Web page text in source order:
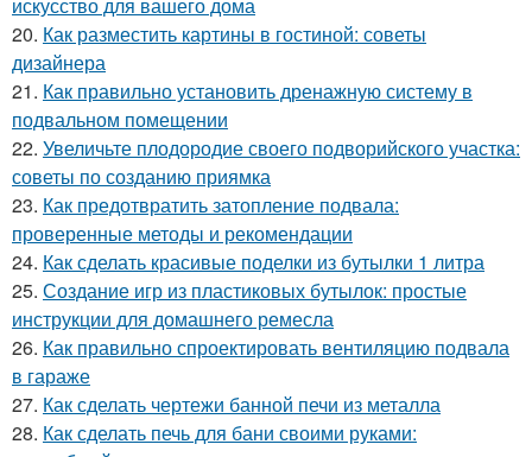
20. Как разместить картины в гостиной: советы
дизайнера
21. Как правильно установить дренажную систему в
подвальном помещении
22. Увеличьте плодородие своего подворийского участка:
советы по созданию приямка
23. Как предотвратить затопление подвала:
проверенные методы и рекомендации
24. Как сделать красивые поделки из бутылки 1 литра
25. Создание игр из пластиковых бутылок: простые
инструкции для домашнего ремесла
26. Как правильно спроектировать вентиляцию подвала
в гараже
27. Как сделать чертежи банной печи из металла
28. Как сделать печь для бани своими руками: